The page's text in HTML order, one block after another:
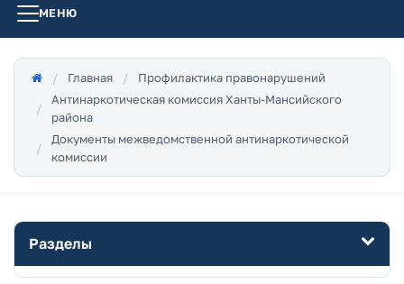
МЕНЮ
Главная
Профилактика правонарушений
Антинаркотическая комиссия Ханты-Мансийского
района
Документы межведомственной антинаркотической
комиссии
Разделы